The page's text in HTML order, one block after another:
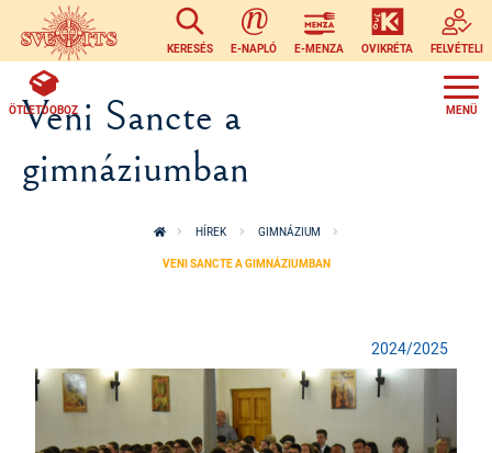
Ugrás a tartalomra
KERESÉS E-NAPLÓ E-MENZA OVIKRÉTA FELVÉTELI
ÖTLETDOBOZ
Veni Sancte a
gimnáziumban
HÍREK GIMNÁZIUM
VENI SANCTE A GIMNÁZIUMBAN
2024/2025